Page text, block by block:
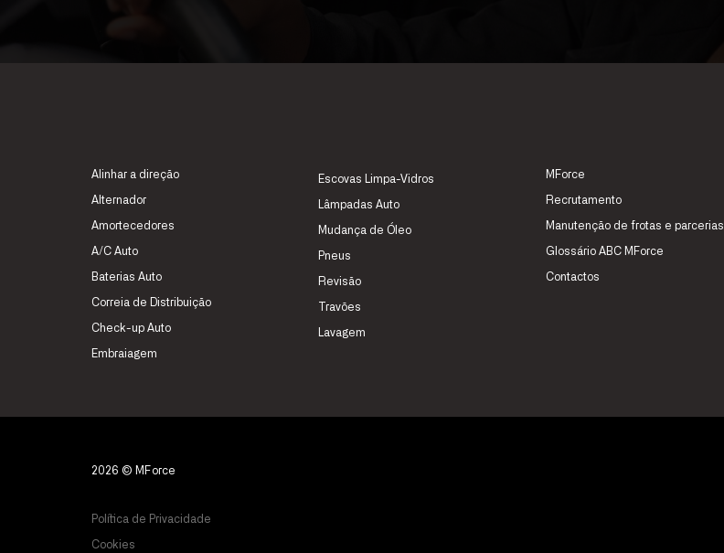
Alinhar a direção
Alternador
Amortecedores
A/C Auto
Baterias Auto
Correia de Distribuição
Check-up Auto
Embraiagem
Escovas Limpa-Vidros
Lâmpadas Auto
Mudança de Óleo
Pneus
Revisão
Travões
Lavagem
MForce
Recrutamento
Manutenção de frotas e parcerias
Glossário ABC MForce
Contactos
2026 © MForce
Política de Privacidade
Cookies